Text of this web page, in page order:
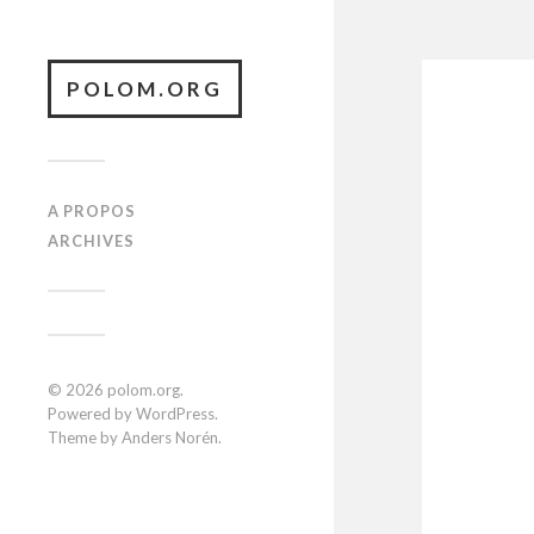
POLOM.ORG
A PROPOS
ARCHIVES
© 2026 polom.org.
Powered byWordPress.
Theme byAnders Norén.